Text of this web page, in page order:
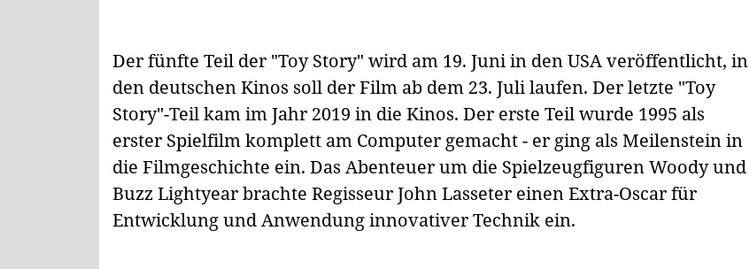
Der fünfte Teil der "Toy Story" wird am 19. Juni in den USA veröffentlicht, in
den deutschen Kinos soll der Film ab dem 23. Juli laufen. Der letzte "Toy
Story"-Teil kam im Jahr 2019 in die Kinos. Der erste Teil wurde 1995 als
erster Spielfilm komplett am Computer gemacht - er ging als Meilenstein in
die Filmgeschichte ein. Das Abenteuer um die Spielzeugfiguren Woody und
Buzz Lightyear brachte Regisseur John Lasseter einen Extra-Oscar für
Entwicklung und Anwendung innovativer Technik ein.